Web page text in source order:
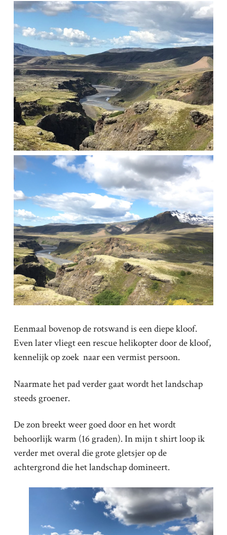
Eenmaal bovenop de rotswand is een diepe kloof.
Even later vliegt een rescue helikopter door de kloof,
kennelijk op zoek naar een vermist persoon.
Naarmate het pad verder gaat wordt het landschap
steeds groener.
De zon breekt weer goed door en het wordt
behoorlijk warm (16 graden). In mijn t shirt loop ik
verder met overal die grote gletsjer op de
achtergrond die het landschap domineert.